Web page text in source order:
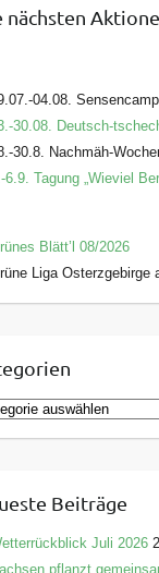
nächsten
04.08.
30.08. Deutsch-
30.8. Nachmäh-
6.9. Tagung „Wieviel
Blätt’l 08/2026
Liga Osterzgebirge
Beiträge
Juli 2026
pflanzt